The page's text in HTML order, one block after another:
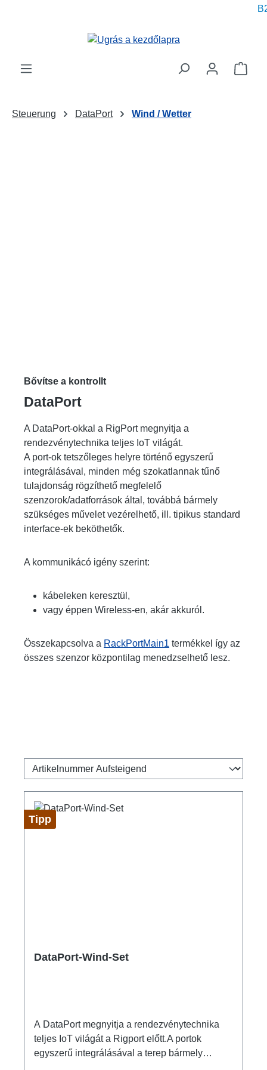
A
Steuerung DataPort Wind / Wetter
Bővítse a kontrollt
DataPort
A DataPort-okkal a RigPort megnyitja a
rendezvénytechnika teljes IoT világát.
A port-ok tetszőleges helyre történő egyszerű
integrálásával, minden még szokatlannak tűnő
tulajdonság rögzíthető megfelelő
szenzorok/adatforrások által, továbbá bármely
szükséges művelet vezérelhető, ill. tipikus standard
interface-ek beköthetők.
A kommunikácó igény szerint:
kábeleken keresztül,
vagy éppen Wireless-en, akár akkuról.
Összekapcsolva a RackPortMain1 termékkel így az
összes szenzor központilag menedzselhető lesz.
Tipp
DataPort-Wind-Set
A DataPort megnyitja a rendezvénytechnika
teljes IoT világát a Rigport előtt.A portok
egyszerű integrálásával a terep bármely